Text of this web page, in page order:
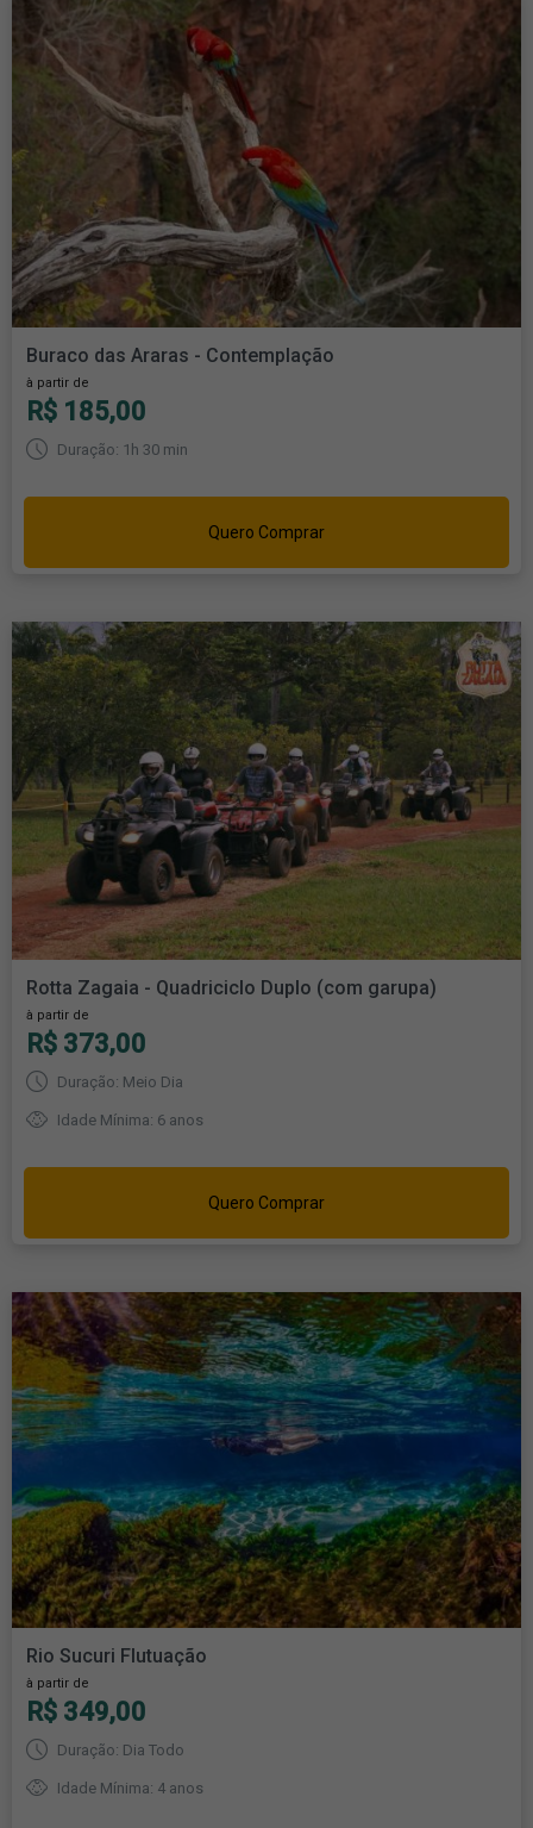
Buraco das Araras - Contemplação
à partir de
R$ 185,00
Duração: 1h 30 min
Quero Comprar
Rotta Zagaia - Quadriciclo Duplo (com garupa)
à partir de
R$ 373,00
Duração: Meio Dia
Idade Mínima: 6 anos
Quero Comprar
Rio Sucuri Flutuação
à partir de
R$ 349,00
Duração: Dia Todo
Idade Mínima: 4 anos